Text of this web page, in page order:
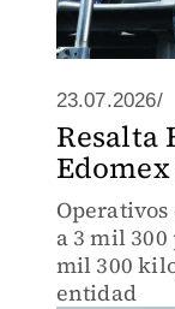
23.07.2026/
Resalta
a 3 mil
mil 300
entidad